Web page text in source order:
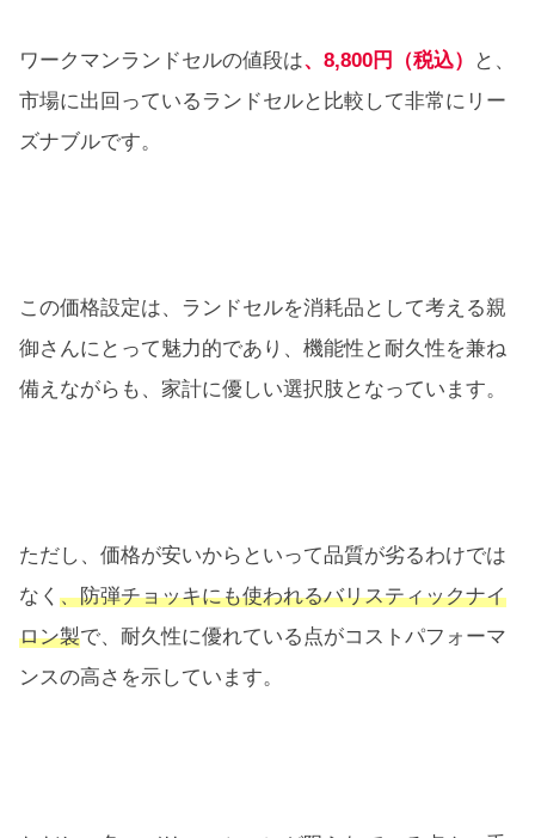
ワークマンランドセルの値段は、8,800円（税込）
と、
市場に出回っているランドセルと比較して非常にリー
ズナブルです。
この価格設定は、ランドセルを消耗品として考える親
御さんにとって魅力的であり、機能性と耐久性を兼ね
備えながらも、家計に優しい選択肢となっています。
ただし、価格が安いからといって品質が劣るわけでは
なく 、防弾チョッキにも使われるバリスティックナイ
ロン製で、耐久性に優れている点がコストパフォーマ
ンスの高さを示しています。